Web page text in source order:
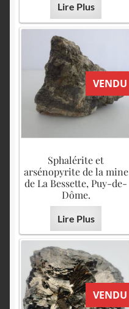
Lire Plus
VENDU
Sphalérite et
arsénopyrite de la mine
de La Bessette, Puy-de-
Dôme.
Lire Plus
VENDU